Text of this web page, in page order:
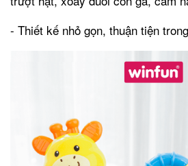
- Thiết kế nhỏ gọn, thuận tiện